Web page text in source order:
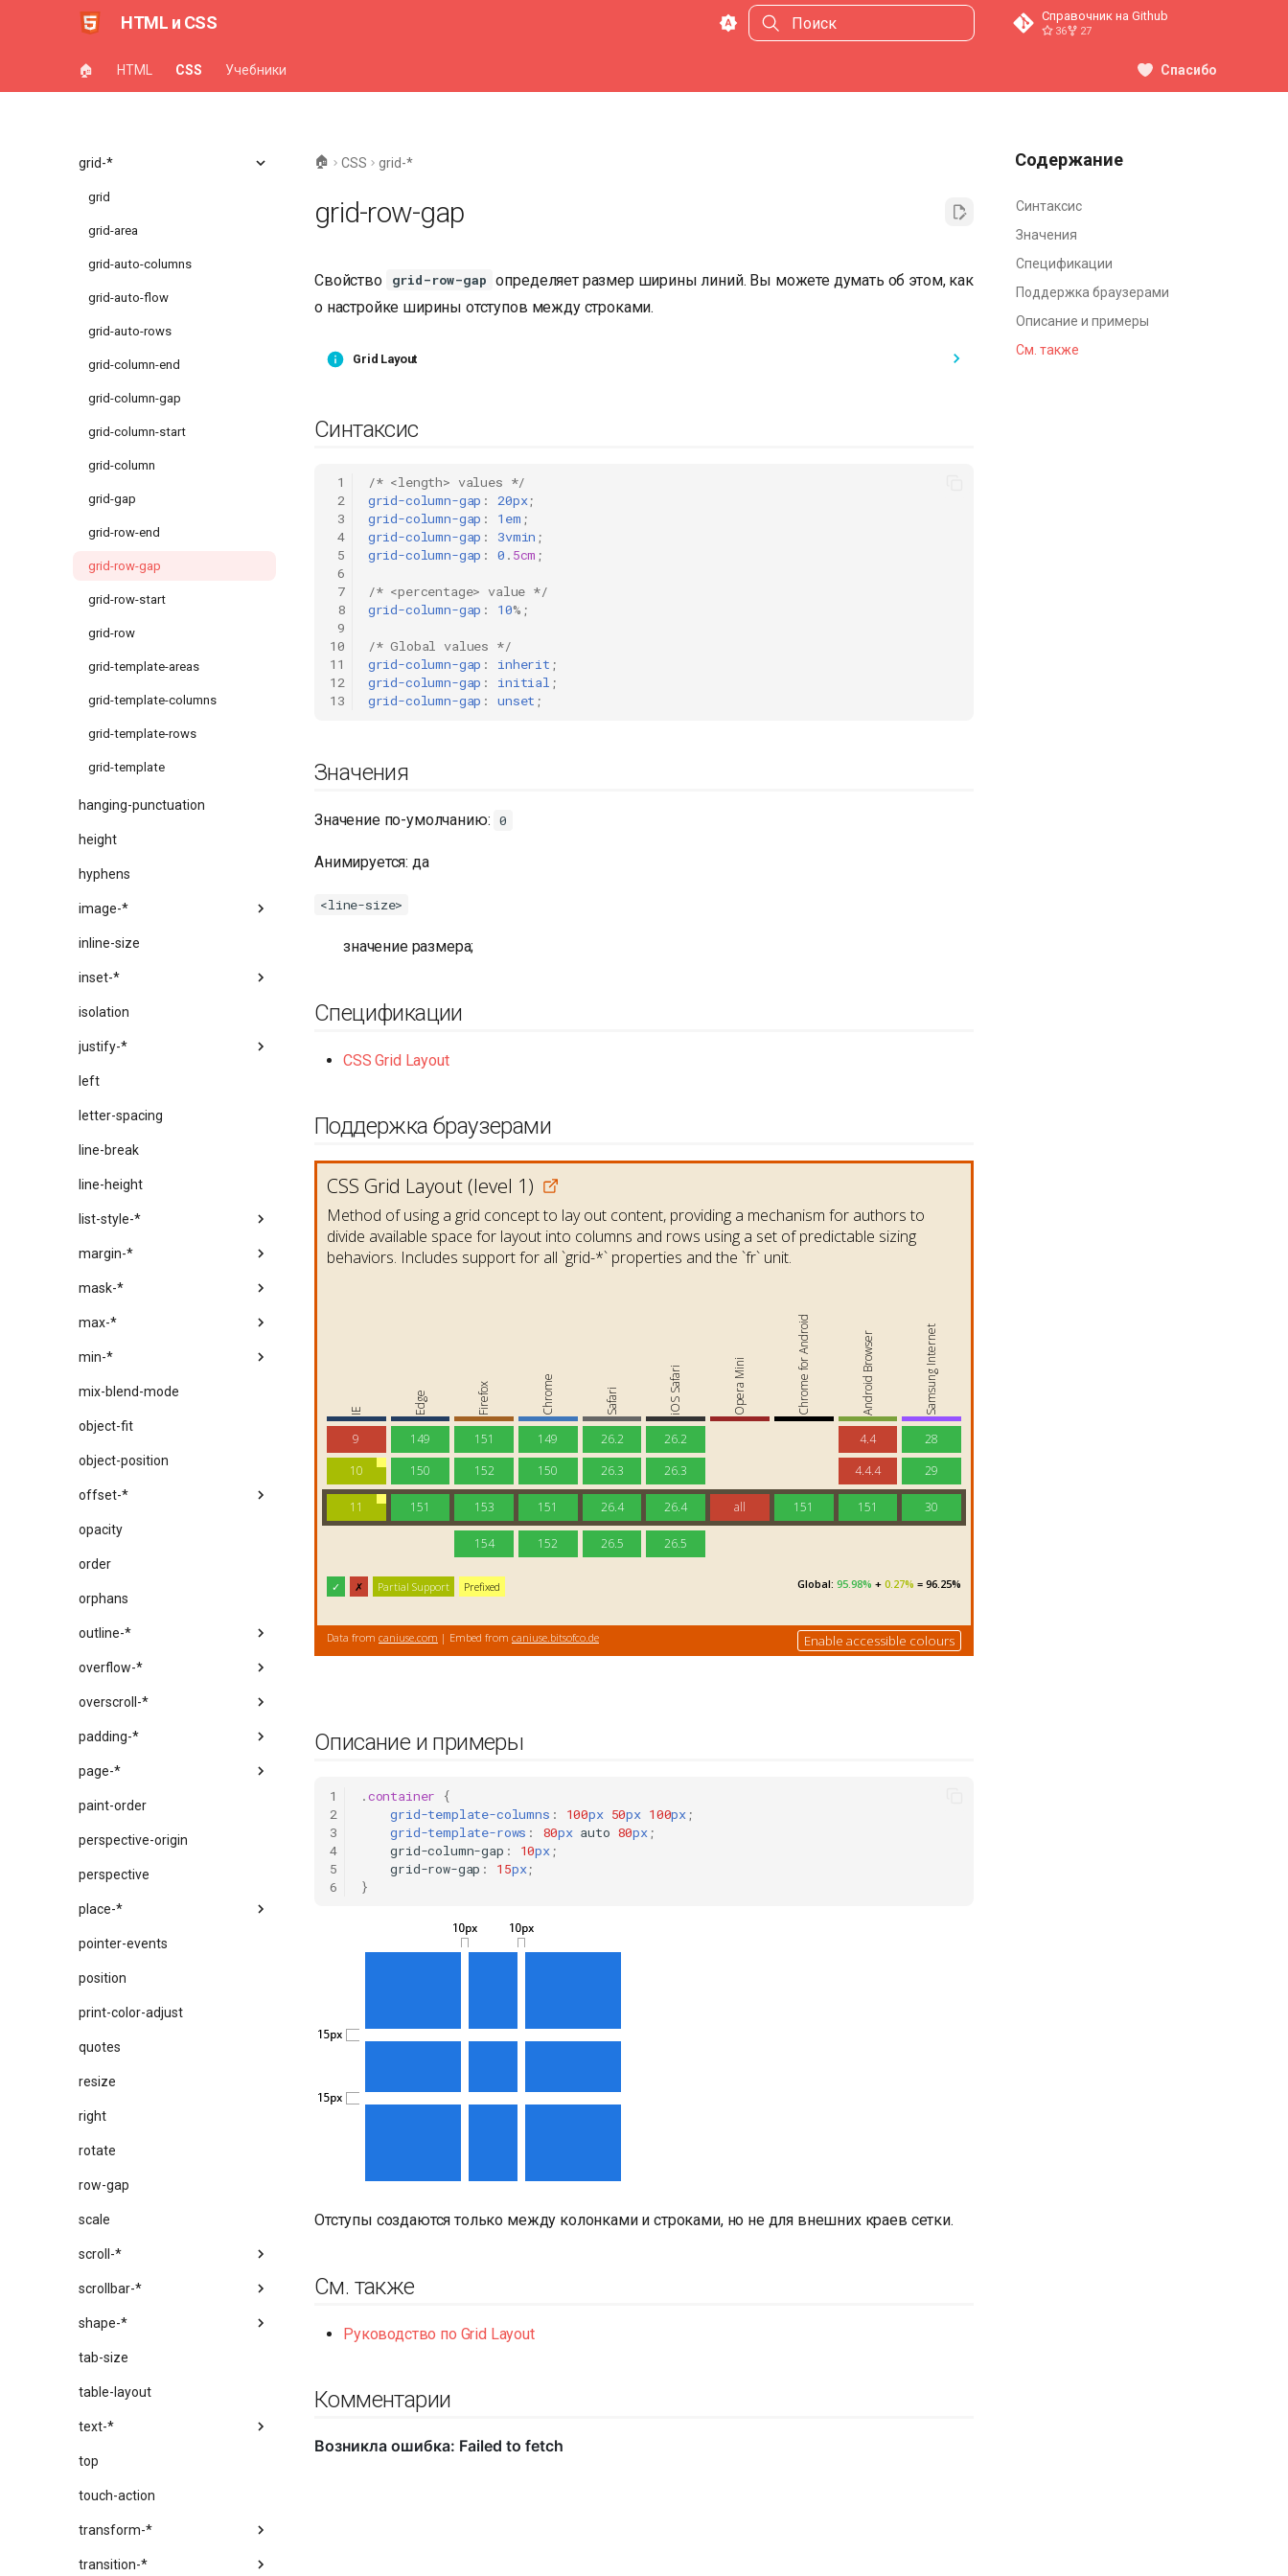
HTML и CSS Справочник на Github
36 27
🏠 HTML CSS Учебники Спасибо
flex-*
font-*
grid-*
grid
grid-area
grid-auto-columns
grid-auto-flow
grid-auto-rows
grid-column-end
grid-column-gap
grid-column-start
grid-column
grid-gap
grid-row-end
grid-row-gap
grid-row-start
grid-row
grid-template-areas
grid-template-columns
grid-template-rows
grid-template
hanging-punctuation
height
hyphens
image-*
inline-size
inset-*
isolation
justify-*
left
letter-spacing
line-break
line-height
list-style-*
margin-*
mask-*
max-*
min-*
mix-blend-mode
object-fit
object-position
offset-*
opacity
order
orphans
outline-*
overflow-*
overscroll-*
padding-*
page-*
paint-order
perspective-origin
perspective
place-*
pointer-events
position
print-color-adjust
quotes
resize
right
rotate
row-gap
scale
scroll-*
scrollbar-*
shape-*
tab-size
table-layout
text-*
top
touch-action
transform-*
transition-*
Содержание
Синтаксис
Значения
Спецификации
Поддержка браузерами
Описание и примеры
См. также
🏠 CSS grid-*
grid-row-gap
Свойство grid-row-gap определяет размер ширины линий. Вы можете думать об этом, как
о настройке ширины отступов между строками.
Grid Layout
Синтаксис
1
2
3
4
5
6
7
8
9
10
11
12
13
/* <length> values */
grid-column-gap : 20px;
grid-column-gap : 1em ;
grid-column-gap : 3vmin ;
grid-column-gap : 0 . 5cm ;
/* <percentage> value */
grid-column-gap : 10%;
/* Global values */
grid-column-gap : inherit ;
grid-column-gap : initial ;
grid-column-gap : unset ;
Значения
Значение по-умолчанию: 0
Анимируется: да
<line-size>
значение размера;
Спецификации
CSS Grid Layout
Поддержка браузерами
Описание и примеры
1
2
3
4
5
6
.container
{
grid-template-columns : 100px 50px 100px;
grid-template-rows : 80px auto 80px;
grid-column-gap : 10px;
grid-row-gap : 15px;
}
Отступы создаются только между колонками и строками, но не для внешних краев сетки.
См. также
Руководство по Grid Layout
Комментарии